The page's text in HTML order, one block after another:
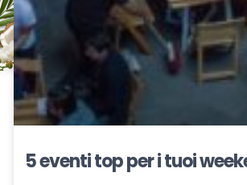
5 eventi top per i tuoi